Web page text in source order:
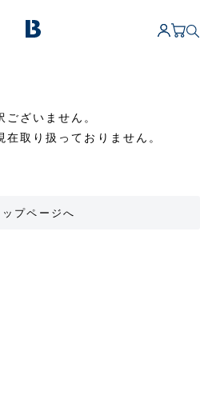
ございません。
取り扱っておりません。
ップページへ